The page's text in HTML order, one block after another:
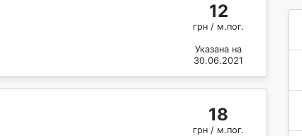
12
грн / м.пог.
Указана на
30.06.2021
18
грн / м.пог.